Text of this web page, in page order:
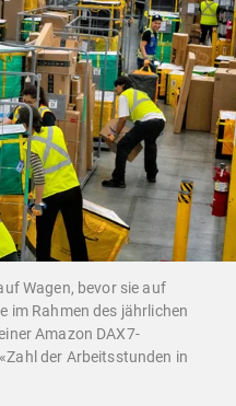
Wagen, bevor sie auf
im Rahmen des jährlichen
Amazon DAX7-
der Arbeitsstunden in